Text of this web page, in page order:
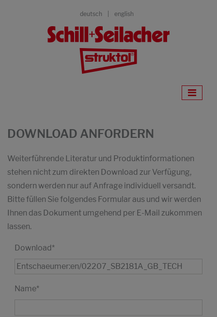
deutsch english
DOWNLOAD ANFORDERN
Weiterführende Literatur und Produktinformationen
stehen nicht zum direkten Download zur Verfügung,
sondern werden nur auf Anfrage individuell versandt.
Bitte füllen Sie folgendes Formular aus und wir werden
Ihnen das Dokument umgehend per E-Mail zukommen
lassen.
Download*
Name*